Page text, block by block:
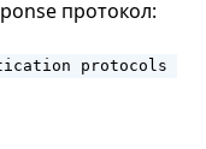
протокол:
protocols